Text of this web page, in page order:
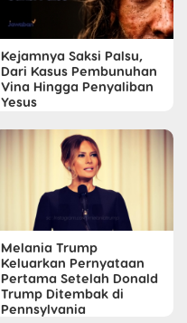
Kejamnya Saksi Palsu,
Dari Kasus Pembunuhan
Vina Hingga Penyaliban
Yesus
Melania Trump
Keluarkan Pernyataan
Pertama Setelah Donald
Trump Ditembak di
Pennsylvania